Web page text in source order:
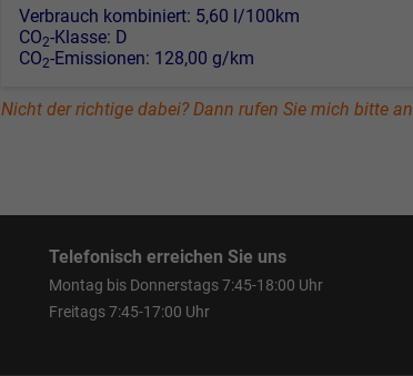
Verbrauch kombiniert: 5,60 l/100km
CO2-Klasse: D
CO2-Emissionen: 128,00 g/km
Nicht der richtige dabei? Dann rufen Sie mich bitte an
Telefonisch erreichen Sie uns
Montag bis Donnerstags 7:45-18:00 Uhr
Freitags 7:45-17:00 Uhr